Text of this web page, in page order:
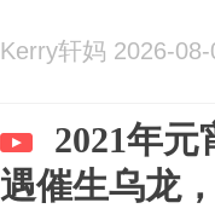
Kerry轩妈 2026-08-
2021年
遇催生乌龙